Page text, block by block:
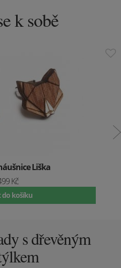
k sobě
Liška
Kč
do košíku
s dřevěným